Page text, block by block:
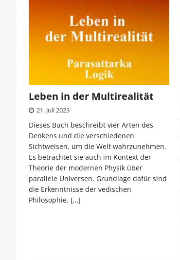
Leben in der Multirealität
21. Juli 2023
Dieses Buch beschreibt vier Arten des
Denkens und die verschiedenen
Sichtweisen, um die Welt wahrzunehmen.
Es betrachtet sie auch im Kontext der
Theorie der modernen Physik über
parallele Universen. Grundlage dafür sind
die Erkenntnisse der vedischen
Philosophie. […]